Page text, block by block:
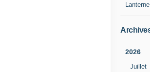
2026
Juillet